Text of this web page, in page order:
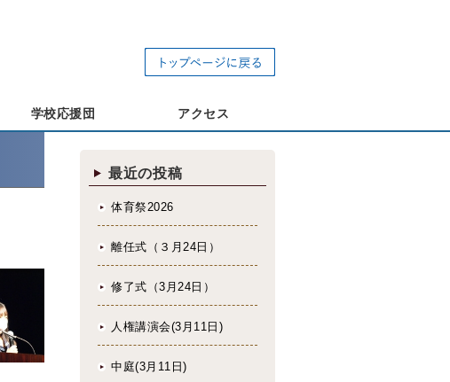
学校応援団 アクセス
最近の投稿
体育祭2026
離任式（３月24日）
修了式（3月24日）
人権講演会(3月11日)
中庭(3月11日)